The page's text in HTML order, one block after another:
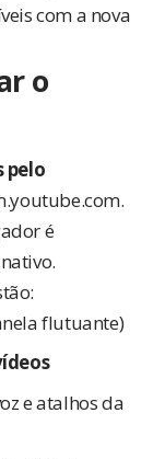
com a nova
o
pelo
.
é
flutuante)
e atalhos da